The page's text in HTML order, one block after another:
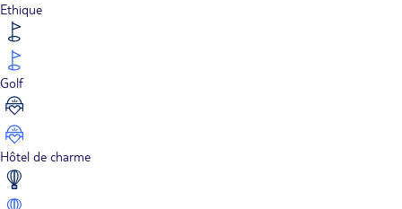
Ethique
Golf
Hôtel de charme